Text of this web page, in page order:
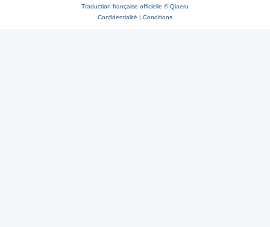
Traduction française officielle ©Qiaeru
Confidentialité | Conditions